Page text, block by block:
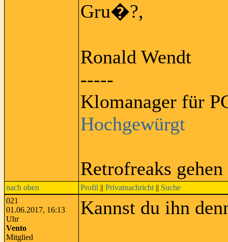
Gru�?,
Ronald Wendt
-----
Klomanager für
Hochgewürgt
Retrofreaks
nach oben Profil || Privatnachricht || Suche
021
01.06.2017, 16:13
Uhr
Vento
Mitglied
Kannst du ihn